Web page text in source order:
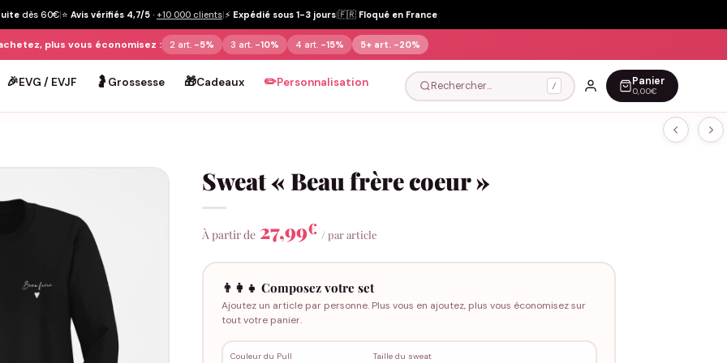
dès 60€|⭐ Avis vérifiés 4,7/5 · +10 000 clients|⚡ Expédié sous 1-3 jours|🇫🇷 Floqué en France
plus vous économisez : 2 art. -5% 3 art. -10% 4 art. -15% 5+ art. -20%
🎉EVG / EVJF 🤰 Grossesse 🎁Cadeaux ✏️Personnalisation Rechercher… / Panier
0,00€
Sweat « Beau frère coeur »
À partir de 27,99€ / par article
👨‍👩‍👧 Composez votre set
Ajoutez un article par personne. Plus vous en ajoutez, plus vous économisez sur
tout votre panier.
Couleur du Pull Taille du sweat